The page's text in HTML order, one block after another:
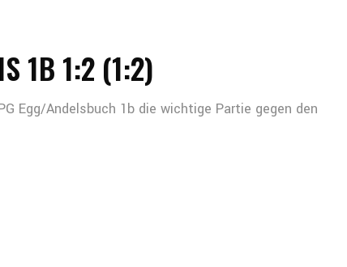
1B 1:2 (1:2)
Egg/Andelsbuch 1b die wichtige Partie gegen den